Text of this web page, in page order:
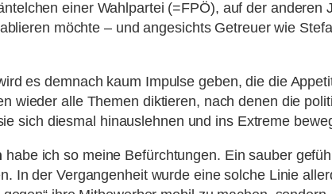
einer Wahlpartei (=FPÖ), auf der
möchte – und angesichts Getreuer wie
es demnach kaum Impulse geben, die die
wieder alle Themen diktieren, nach denen die
sich diesmal hinauslehnen und ins Extreme
habe ich so meine Befürchtungen. Ein sauber
In der Vergangenheit wurde eine solche Linie